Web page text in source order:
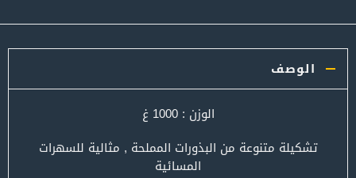
الوصف
الوزن : 1000 غ
تشكيلة متنوعة من البذورات المملحة , مثالية للسهرات
المسائية